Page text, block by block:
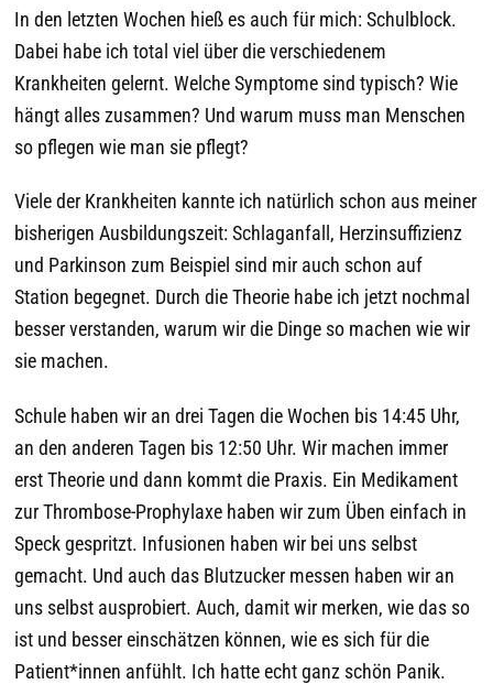
In den letzten Wochen hieß es auch für mich: Schulblock.
Dabei habe ich total viel über die verschiedenem
Krankheiten gelernt. Welche Symptome sind typisch? Wie
hängt alles zusammen? Und warum muss man Menschen
so pflegen wie man sie pflegt?
Viele der Krankheiten kannte ich natürlich schon aus meiner
bisherigen Ausbildungszeit: Schlaganfall, Herzinsuffizienz
und Parkinson zum Beispiel sind mir auch schon auf
Station begegnet. Durch die Theorie habe ich jetzt nochmal
besser verstanden, warum wir die Dinge so machen wie wir
sie machen.
Schule haben wir an drei Tagen die Wochen bis 14:45 Uhr,
an den anderen Tagen bis 12:50 Uhr. Wir machen immer
erst Theorie und dann kommt die Praxis. Ein Medikament
zur Thrombose-Prophylaxe haben wir zum Üben einfach in
Speck gespritzt. Infusionen haben wir bei uns selbst
gemacht. Und auch das Blutzucker messen haben wir an
uns selbst ausprobiert. Auch, damit wir merken, wie das so
ist und besser einschätzen können, wie es sich für die
Patient*innen anfühlt. Ich hatte echt ganz schön Panik.